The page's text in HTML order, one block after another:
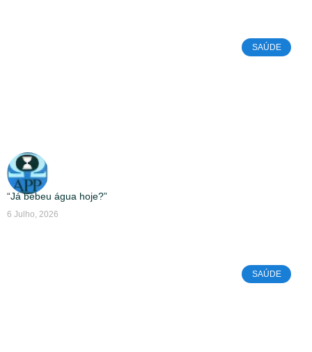
SAÚDE
“Já bebeu água hoje?”
6 Julho, 2026
SAÚDE